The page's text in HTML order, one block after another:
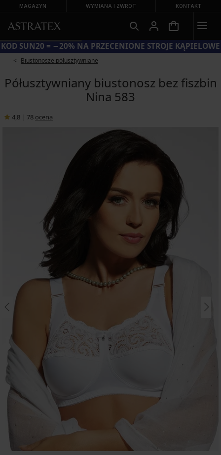
MAGAZYN WYMIANA I ZWROT KONTAKT
KOD SUN20 = −20% NA PRZECENIONE STROJE KĄPIELOWE
Biustonosze półusztywniane
Półusztywniany biustonosz bez fiszbin
Nina 583
4,8 78 ocena